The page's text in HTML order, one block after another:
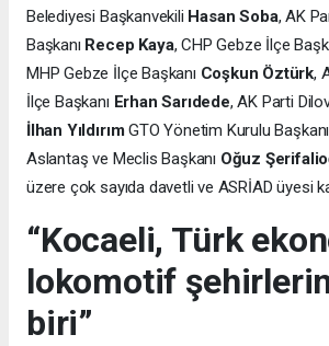
Belediyesi Başkanvekili Hasan Soba, AK
Başkanı Recep Kaya, CHP Gebze İlçe
MHP Gebze İlçe Başkanı Coşkun Öztürk,
İlçe Başkanı Erhan Sarıdede, AK Parti
İlhan YıldırımGTO Yönetim Kurulu
Aslantaş ve Meclis Başkanı Oğuz
üzere çok sayıda davetli ve ASRİAD üyesi
“Kocaeli, Türk
lokomotif
biri”